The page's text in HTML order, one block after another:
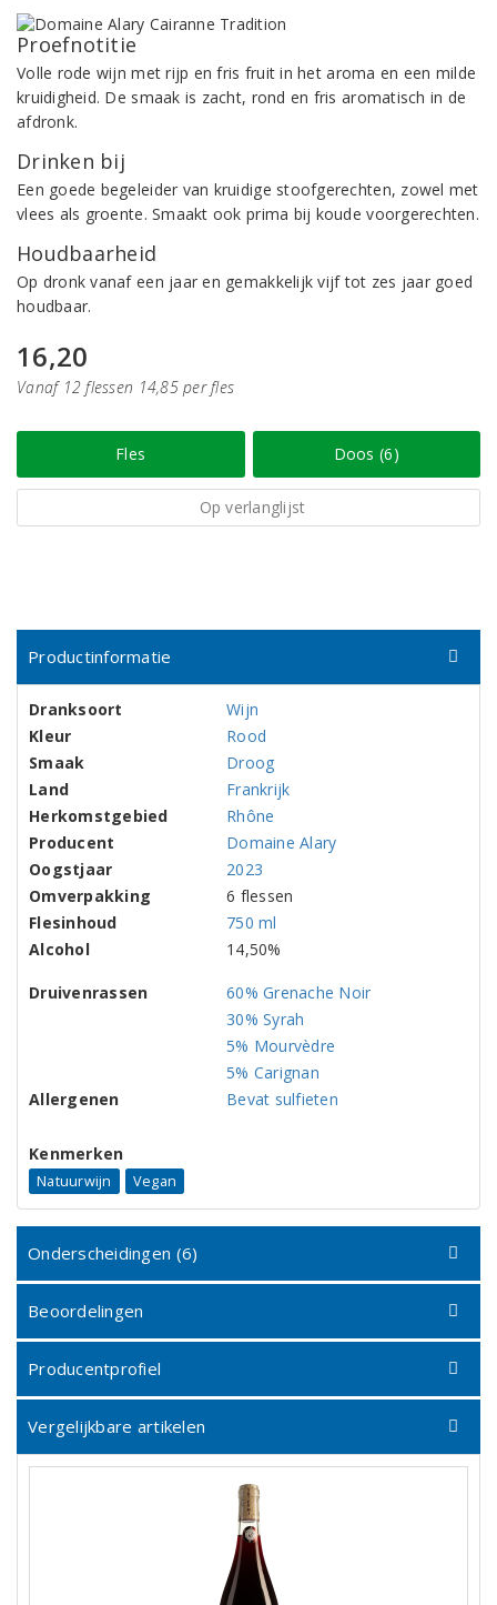
Proefnotitie
Volle rode wijn met rijp en fris fruit in het aroma en een milde
kruidigheid. De smaak is zacht, rond en fris aromatisch in de
afdronk.
Drinken bij
Een goede begeleider van kruidige stoofgerechten, zowel met
vlees als groente. Smaakt ook prima bij koude voorgerechten.
Houdbaarheid
Op dronk vanaf een jaar en gemakkelijk vijf tot zes jaar goed
houdbaar.
16,20
Vanaf 12 flessen 14,85 per fles
Fles Doos (6)
Op verlanglijst
Productinformatie
Dranksoort
Wijn
Kleur
Rood
Smaak
Droog
Land
Frankrijk
Herkomstgebied
Rhône
Producent
Domaine Alary
Oogstjaar
2023
Omverpakking
6 flessen
Flesinhoud
750 ml
Alcohol
14,50%
Druivenrassen
60% Grenache Noir
30% Syrah
5% Mourvèdre
5% Carignan
Allergenen
Bevat sulfieten
Kenmerken
Natuurwijn Vegan
Onderscheidingen (6)
Beoordelingen
Producentprofiel
Vergelijkbare artikelen